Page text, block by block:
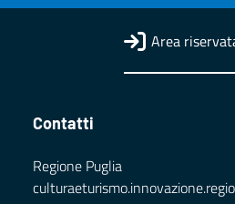
Area
Contatti
Regione Puglia